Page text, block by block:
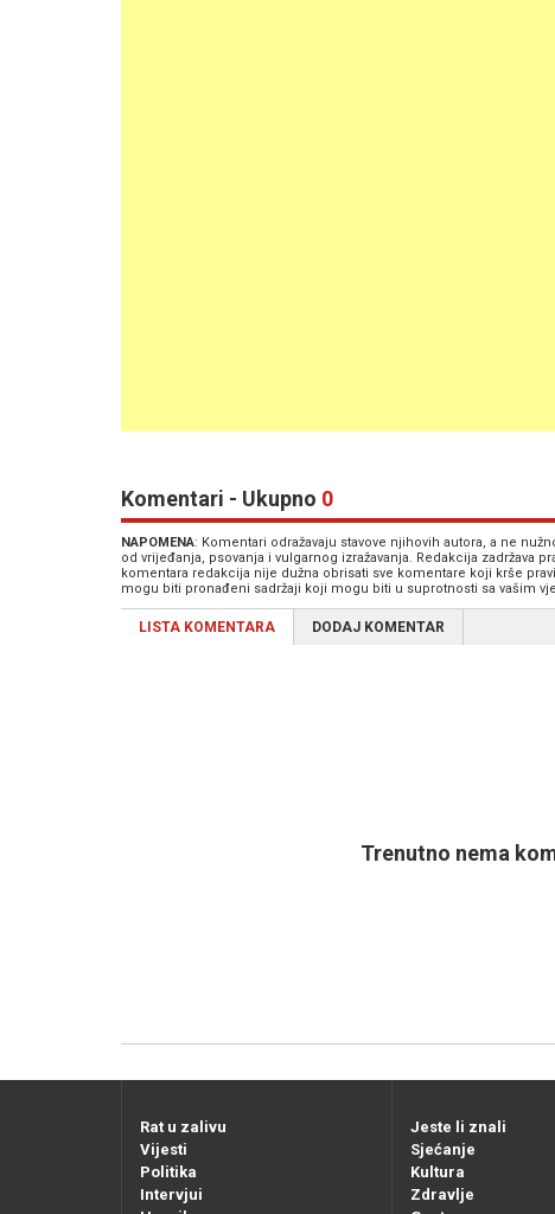
Komentari - Ukupno 0
NAPOMENA: Komentari odražavaju stavove njihovih autora, a ne
od vrijeđanja, psovanja i vulgarnog izražavanja. Redakcija zadržava
komentara redakcija nije dužna obrisati sve komentare koji krše
mogu biti pronađeni sadržaji koji mogu biti u suprotnosti sa vašim
LISTA KOMENTARA DODAJ KOMENTAR
Trenutno nema
Rat u zalivu
Vijesti
Politika
Intervjui
Jeste li znali
Sjećanje
Kultura
Zdravlje